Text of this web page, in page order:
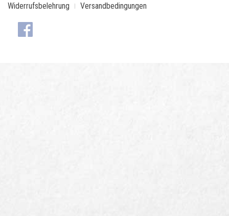
Widerrufsbelehrung
Versandbedingungen